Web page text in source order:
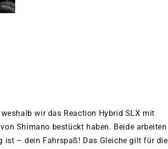
wir das Reaction Hybrid SLX mit
Shimano bestückt haben. Beide arbeiten
ist – dein Fahrspaß! Das Gleiche gilt für die